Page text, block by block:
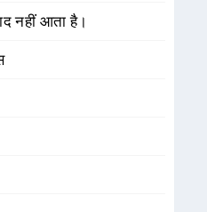
नहीं आता है।